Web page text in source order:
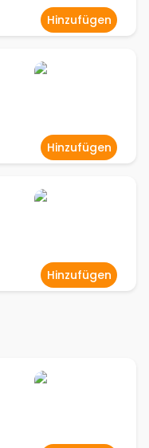
Hinzufügen
Hinzufügen
Hinzufügen